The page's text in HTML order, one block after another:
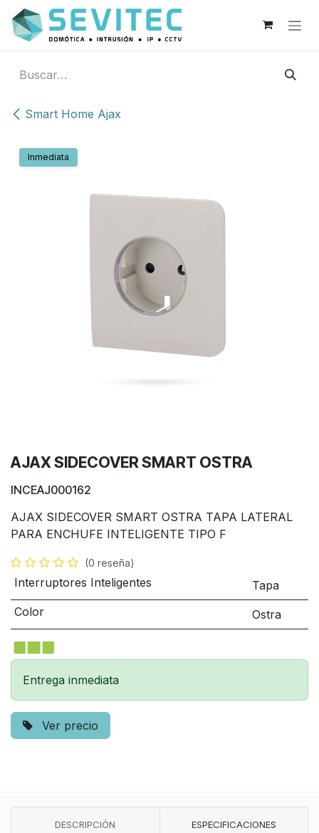
Ir al contenido
Smart Home Ajax
Inmediata
AJAX SIDECOVER SMART OSTRA
INCEAJ000162
AJAX SIDECOVER SMART OSTRA TAPA LATERAL
PARA ENCHUFE INTELIGENTE TIPO F
(0 reseña)
Interruptores Inteligentes
Tapa
Color
Ostra
Entrega inmediata
Ver precio
DESCRIPCIÓN ESPECIFICACIONES